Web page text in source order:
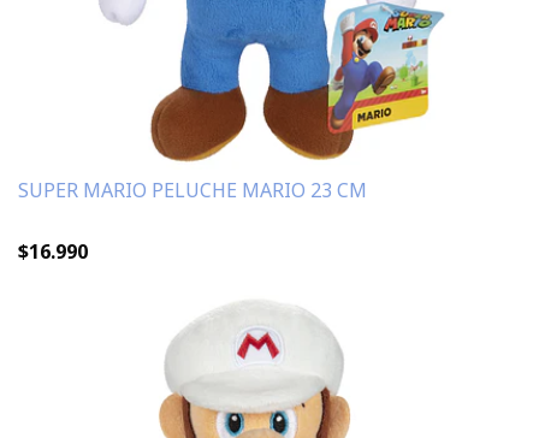
SUPER MARIO PELUCHE MARIO 23 CM
$16.990